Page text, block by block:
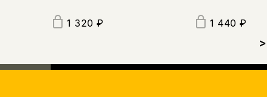
1 320 ₽ 1 440 ₽
>